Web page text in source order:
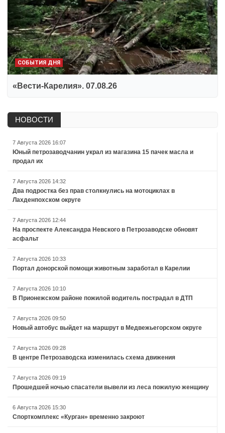
СОБЫТИЯ ДНЯ
«Вести-Карелия». 07.08.26
НОВОСТИ
7 Августа 2026 16:07
Юный петрозаводчанин украл из магазина 15 пачек масла и
продал их
7 Августа 2026 14:32
Два подростка без прав столкнулись на мотоциклах в
Лахденпохском округе
7 Августа 2026 12:44
На проспекте Александра Невского в Петрозаводске обновят
асфальт
7 Августа 2026 10:33
Портал донорской помощи животным заработал в Карелии
7 Августа 2026 10:10
В Прионежском районе пожилой водитель пострадал в ДТП
7 Августа 2026 09:50
Новый автобус выйдет на маршрут в Медвежьегорском округе
7 Августа 2026 09:28
В центре Петрозаводска изменилась схема движения
7 Августа 2026 09:19
Прошедшей ночью спасатели вывели из леса пожилую женщину
6 Августа 2026 15:30
Спорткомплекс «Курган» временно закроют